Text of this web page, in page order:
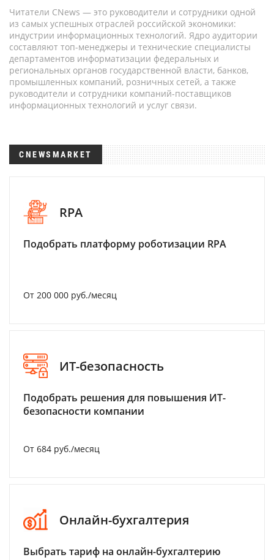
Читатели CNews — это руководители и сотрудники одной
из самых успешных отраслей российской экономики:
индустрии информационных технологий. Ядро аудитории
составляют топ-менеджеры и технические специалисты
департаментов информатизации федеральных и
региональных органов государственной власти, банков,
промышленных компаний, розничных сетей, а также
руководители и сотрудники компаний-поставщиков
информационных технологий и услуг связи.
CNEWSMARKET
RPA
Подобрать платформу роботизации RPA
От 200 000 руб./месяц
ИТ-безопасность
Подобрать решения для повышения ИТ-
безопасности компании
От 684 руб./месяц
Онлайн-бухгалтерия
Выбрать тариф на онлайн-бухгалтерию